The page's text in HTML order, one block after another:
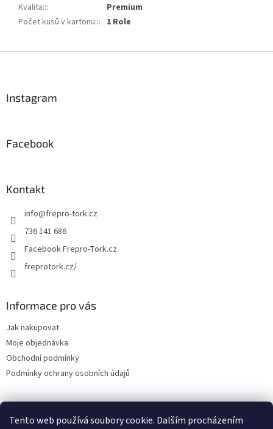
Tento web používá soubory cookie. Dalším procházením
Kvalita:::
Premium
Počet kusů v kartonu::: 1 Role
Instagram
Facebook
Kontakt
info@frepro-tork.cz
736 141 686
Facebook Frepro-Tork.cz
freprotork.cz/
Informace pro vás
Jak nakupovat
Moje objednávka
Obchodní podmínky
Podmínky ochrany osobních údajů
Facebook FREPRO-TORK.CZ Instagram FREPRO-TORK.cz